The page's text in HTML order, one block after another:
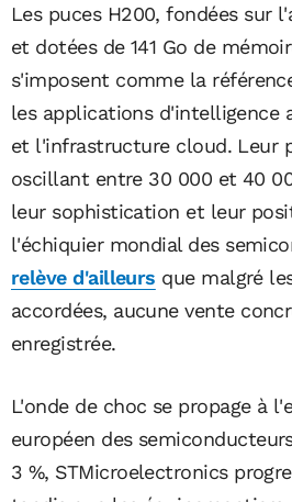
Les puces H200, fondées sur
et dotées de 141 Go de
s'imposent comme la
les applications d'intelligence
et l'infrastructure cloud. Leur
oscillant entre 30 000 et 40
leur sophistication et leur
l'échiquier mondial des
relève d'ailleurs que malgré
accordées, aucune vente
enregistrée.
L'onde de choc se propage à
européen des
3 %, STMicroelectronics